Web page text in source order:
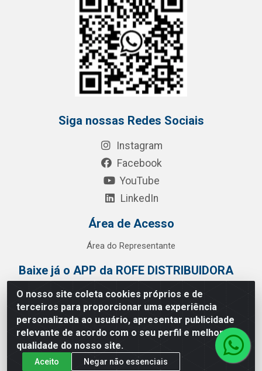
O nosso site coleta cookies próprios e de
terceiros para proporcionar uma experiência
personalizada ao usuário, apresentar publicidade
relevante de acordo com o seu perfil e melhorar a
qualidade do nosso site.
Aceito Negar não essenciais
Siga nossas Redes Sociais
Instagram
Facebook
YouTube
LinkedIn
Área de Acesso
Área do Representante
Baixe já o APP da ROFE DISTRIBUIDORA